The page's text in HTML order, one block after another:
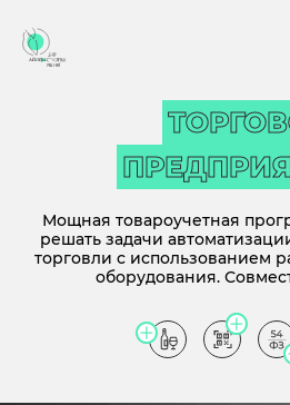
Мощная товароучетная
решать задачи
торговли с использованием
оборудования.